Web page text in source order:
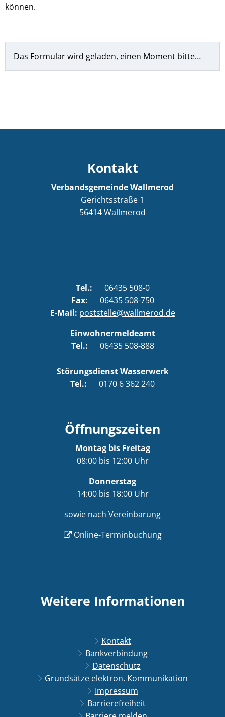
können.
Das Formular wird geladen, einen Moment bitte…
Kontakt
Verbandsgemeinde Wallmerod
Gerichtsstraße 1
56414Wallmerod
Tel.:
06435 508-0
Fax: 06435 508-750
E-Mail: poststelle@wallmerod.de
Einwohnermeldeamt
Tel.: 06435 508-888
Störungsdienst Wasserwerk
Tel.: 0170 6 362 240
Öffnungszeiten
Montag bis Freitag
08:00 bis 12:00 Uhr
Donnerstag
14:00 bis 18:00 Uhr
sowie nach Vereinbarung
Online-Terminbuchung
Weitere Informationen
Kontakt
Bankverbindung
Datenschutz
Grundsätze elektron. Kommunikation
Impressum
Barrierefreiheit